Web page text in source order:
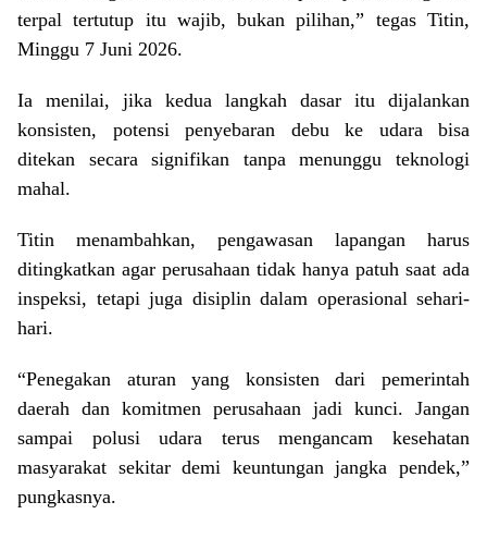
terpal tertutup itu wajib, bukan pilihan,” tegas Titin,
Minggu 7 Juni 2026.
Ia menilai, jika kedua langkah dasar itu dijalankan
konsisten, potensi penyebaran debu ke udara bisa
ditekan secara signifikan tanpa menunggu teknologi
mahal.
Titin menambahkan, pengawasan lapangan harus
ditingkatkan agar perusahaan tidak hanya patuh saat ada
inspeksi, tetapi juga disiplin dalam operasional sehari-
hari.
“Penegakan aturan yang konsisten dari pemerintah
daerah dan komitmen perusahaan jadi kunci. Jangan
sampai polusi udara terus mengancam kesehatan
masyarakat sekitar demi keuntungan jangka pendek,”
pungkasnya.